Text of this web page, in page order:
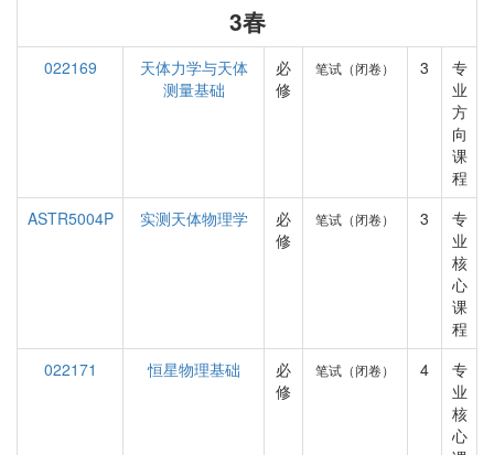
3春
022169
天体力学与天体
测量基础
必
修
笔试（闭卷） 3
专
业
方
向
课
程
ASTR5004P
实测天体物理学
必
修
笔试（闭卷） 3
专
业
核
心
课
程
022171
恒星物理基础
必
修
笔试（闭卷） 4
专
业
核
心